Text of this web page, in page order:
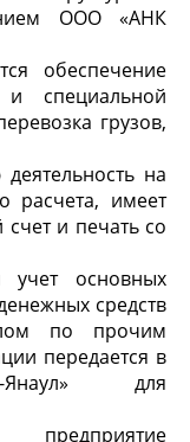
ООО «АНК
обеспечение
и специальной
грузов,
на
расчета, имеет
и печать со
учет основных
средств
по прочим
передается в
для